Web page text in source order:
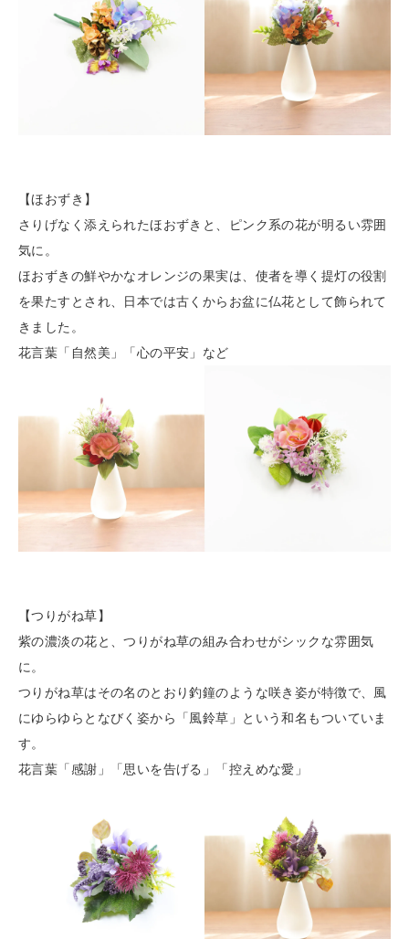
【ほおずき】
さりげなく添えられたほおずきと、ピンク系の花が明るい雰囲
気に。
ほおずきの鮮やかなオレンジの果実は、使者を導く提灯の役割
を果たすとされ、日本では古くから お盆に仏花として飾られて
きました。
花言葉「自然美」「心の平安」など
【つりがね草】
紫の濃淡の花と、つりがね草の組み合わせがシックな雰囲気
に。
つりがね草はその名のとおり釣鐘のような咲き姿が特徴で、風
にゆらゆらとなびく姿から
「風鈴草」という和名もついていま
す。
花言葉「感謝」「思いを告げる」「控えめな愛」